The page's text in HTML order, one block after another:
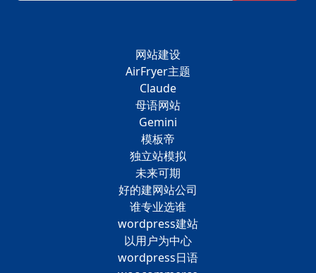
网站建设
AirFryer主题
Claude
母语网站
Gemini
模板帝
独立站模拟
未来可期
好的建网站公司
谁专业选谁
wordpress建站
以用户为中心
wordpress日语